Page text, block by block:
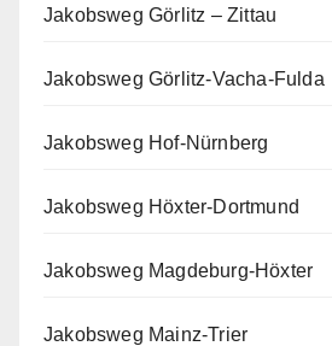
Jakobsweg Görlitz – Zittau
Jakobsweg Görlitz-Vacha-Fulda
Jakobsweg Hof-Nürnberg
Jakobsweg Höxter-Dortmund
Jakobsweg Magdeburg-Höxter
Jakobsweg Mainz-Trier